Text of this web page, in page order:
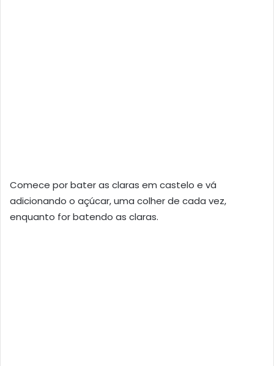
Comece por bater as claras em castelo e vá
adicionando o açúcar, uma colher de cada vez,
enquanto for batendo as claras.